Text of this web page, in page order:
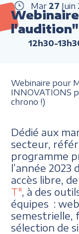
Mar 27 Juin
l'audition"
12h30-
Webinaire pour
INNOVATIONS
chrono !)
Dédié aux
secteur,
programme
l’année 2023
accès libre,
T" , à des
équipes :
semestrielle,
sélection de